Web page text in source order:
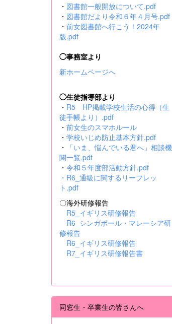
・ 図書館一般開放について.pdf
・ 図書館だより令和６年４月号.pdf
・ 前女図書館へ行こう！2024年
版.pdf
◯事務室より
新ホームページへ
◯生徒指導部より
・ R5 HP掲載学校生活の心得（生
徒手帳より）.pdf
・ 前女生のスマホルール
・ 学校いじめ防止基本方針.pdf
・
「いま、悩んでいる君へ」相談機
関一覧.pdf
・ 令和５年度部活動方針.pdf
・ R6_通級に関するリーフレッ
ト.pdf
〇海外研修報告
R5_イギリス研修報告
R6_シンガポール・マレーシア研
修報告
R6_イギリス研修報告
R7_イギリス研修報告書
同窓生・卒業生の皆さんへ